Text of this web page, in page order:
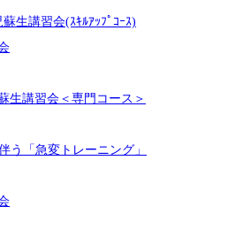
生講習会(ｽｷﾙｱｯﾌﾟｺｰｽ)
生講習会＜専門コース＞
う「急変トレーニング」